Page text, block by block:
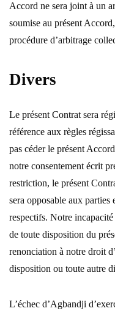
Accord ne sera joint à un
soumise au présent
procédure d’arbitrage
Divers
Le présent Contrat sera
référence aux règles
pas céder le présent
notre consentement écrit
restriction, le présent
sera opposable aux parties
respectifs. Notre
de toute disposition du
renonciation à notre droit
disposition ou toute autre
L’échec d’Agbandji